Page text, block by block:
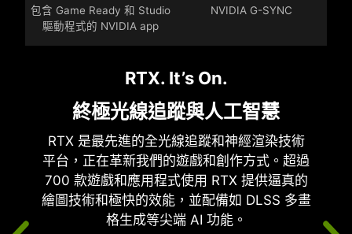
包含 Game Ready 和 Studio
驅動程式的 NVIDIA app
NVIDIA G-SYNC
RTX. It’s On.
終極光線追蹤與人工智慧
RTX 是最先進的全光線追蹤和神經渲染技術
平台，正在革新我們的遊戲和創作方式。超過
700 款遊戲和應用程式使用 RTX 提供逼真的
繪圖技術和極快的效能，並配備如 DLSS 多畫
格生成等尖端 AI 功能。